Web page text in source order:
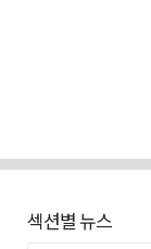
섹션별 뉴스